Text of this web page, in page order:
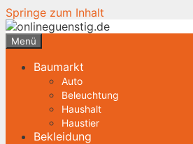
Springe zum Inhalt
Menü
Baumarkt
Auto
Beleuchtung
Haushalt
Haustier
Bekleidung